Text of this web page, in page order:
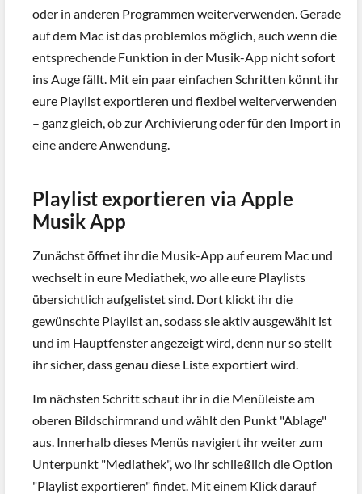
oder in anderen Programmen weiterverwenden. Gerade
auf dem Mac ist das problemlos möglich, auch wenn die
entsprechende Funktion in der Musik-App nicht sofort
ins Auge fällt. Mit ein paar einfachen Schritten könnt ihr
eure Playlist exportieren und flexibel weiterverwenden
– ganz gleich, ob zur Archivierung oder für den Import in
eine andere Anwendung.
Playlist exportieren via Apple
Musik App
Zunächst öffnet ihr die Musik-App auf eurem Mac und
wechselt in eure Mediathek, wo alle eure Playlists
übersichtlich aufgelistet sind. Dort klickt ihr die
gewünschte Playlist an, sodass sie aktiv ausgewählt ist
und im Hauptfenster angezeigt wird, denn nur so stellt
ihr sicher, dass genau diese Liste exportiert wird.
Im nächsten Schritt schaut ihr in die Menüleiste am
oberen Bildschirmrand und wählt den Punkt "Ablage"
aus. Innerhalb dieses Menüs navigiert ihr weiter zum
Unterpunkt "Mediathek", wo ihr schließlich die Option
"Playlist exportieren" findet. Mit einem Klick darauf